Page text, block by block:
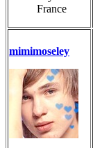
France
mimimoseley